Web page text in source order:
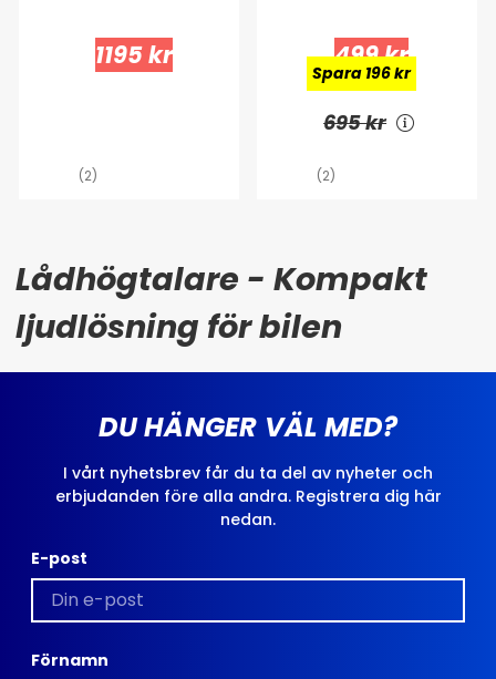
1195 kr
(2)
499 kr
Spara 196 kr
695 kr
(2)
Lådhögtalare - Kompakt
ljudlösning för bilen
DU HÄNGER VÄL MED?
I vårt nyhetsbrev får du ta del av nyheter och
erbjudanden före alla andra. Registrera dig här
nedan.
E-post
Förnamn